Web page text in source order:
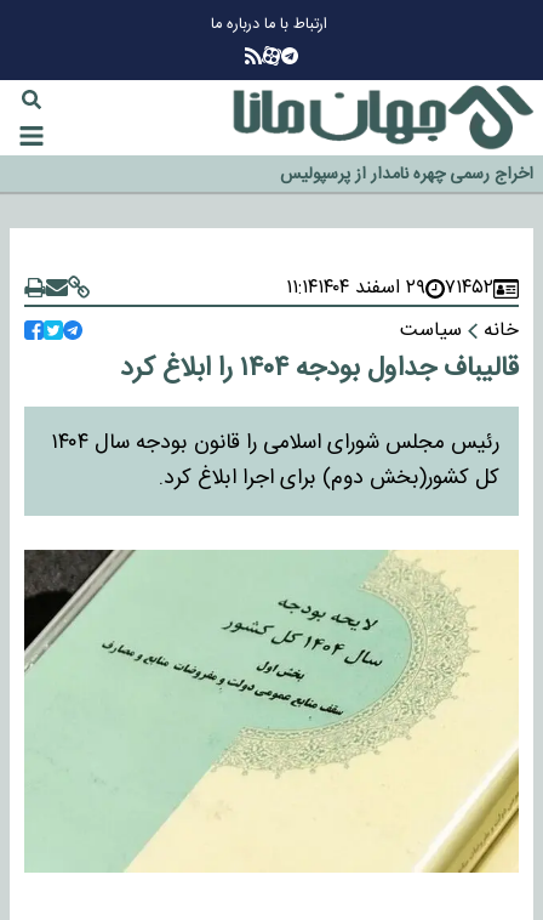
ارتباط با مادرباره ما
گزینه جدایی اوسمار روی میز مدیران پرسپولیس
آیا رئیس جمهور آمریکا قانون را دور می‌زند؟
اخراج رسمی چهره نامدار از پرسپولیس
سازمان اطلاعات سپاه: پروژه دولت ترامپ برای مهار چین، روسیه و اروپا شکست
۷۱۴۵۲ ۲۹ اسفند ۱۴۰۴
۱۱:۱۴
خانه
سیاست
قالیباف جداول بودجه ۱۴۰۴ را ابلاغ کرد
رئیس مجلس شورای اسلامی را قانون بودجه سال ۱۴۰۴
کل کشور(بخش دوم) برای اجرا ابلاغ کرد.